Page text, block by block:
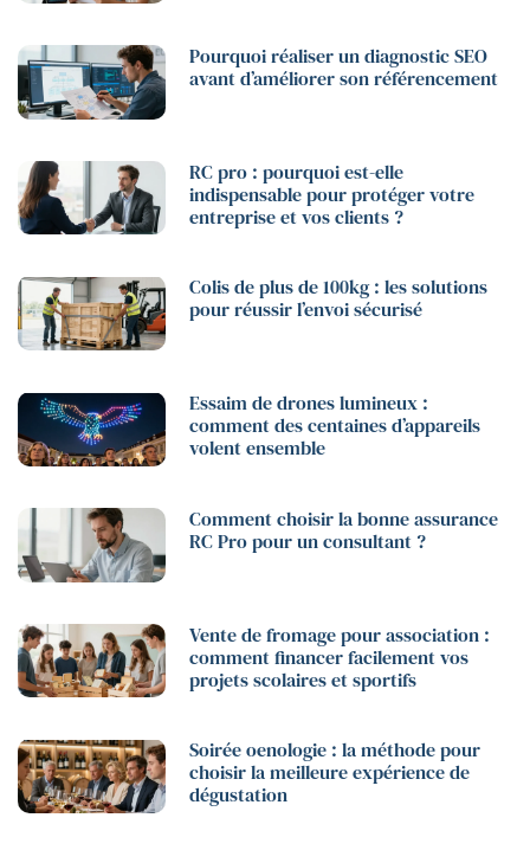
Pourquoi réaliser un diagnostic SEO
avant d’améliorer son référencement
RC pro : pourquoi est-elle
indispensable pour protéger votre
entreprise et vos clients ?
Colis de plus de 100kg : les solutions
pour réussir l’envoi sécurisé
Essaim de drones lumineux :
comment des centaines d’appareils
volent ensemble
Comment choisir la bonne assurance
RC Pro pour un consultant ?
Vente de fromage pour association :
comment financer facilement vos
projets scolaires et sportifs
Soirée oenologie : la méthode pour
choisir la meilleure expérience de
dégustation